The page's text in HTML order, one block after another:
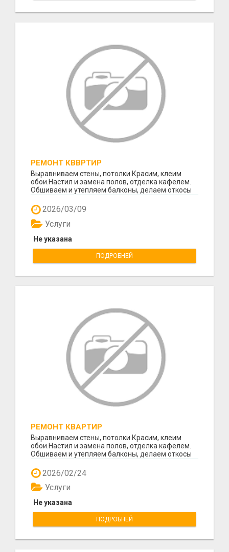
РЕМОНТ КВВРТИР
Выравниваем стены, потолки.Красим, клеим
обои.Настил и замена полов, отделка кафелем.
Обшиваем и утепляем балконы, делаем откосы
2026/03/09
Не указана
Услуги
ПОДРОБНЕЙ
РЕМОНТ КВАРТИР
Выравниваем стены, потолки.Красим, клеим
обои.Настил и замена полов, отделка кафелем.
Обшиваем и утепляем балконы, делаем откосы
после устан...
2026/02/24
Не указана
Услуги
ПОДРОБНЕЙ